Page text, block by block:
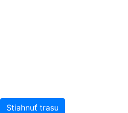
Stiahnuť trasu